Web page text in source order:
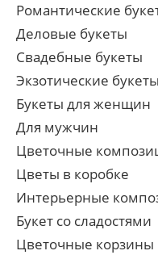
Романтические
Деловые букеты
Свадебные букеты
Экзотические букеты
Букеты для женщин
Для мужчин
Цветочные
Цветы в коробке
Интерьерные
Букет со сладостями
Цветочные корзины